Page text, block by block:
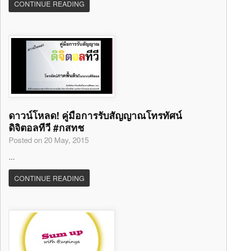
CONTINUE READING
ดาวน์โหลด! คู่มือการรับสัญญาณโทรทัศน์
ดิจิตอลทีวี #กสทช
Posted on 20 May, 2015
...
CONTINUE READING